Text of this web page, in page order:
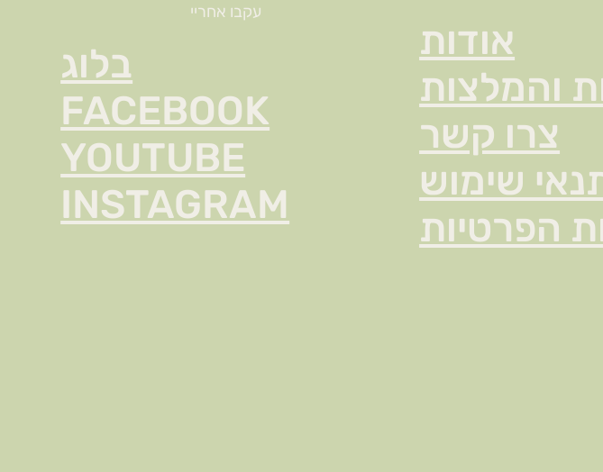
בלוג
FACEBOOK
YOUTUBE
INSTAGRAM
עקבו אחריי
אודות
והמלצות
צרו קשר
שימוש
הפרטיות